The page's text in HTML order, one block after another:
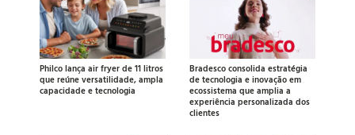
Philco lança air fryer de 11 litros
que reúne versatilidade, ampla
capacidade e tecnologia
Bradesco consolida estratégia
de tecnologia e inovação em
ecossistema que amplia a
experiência personalizada dos
clientes